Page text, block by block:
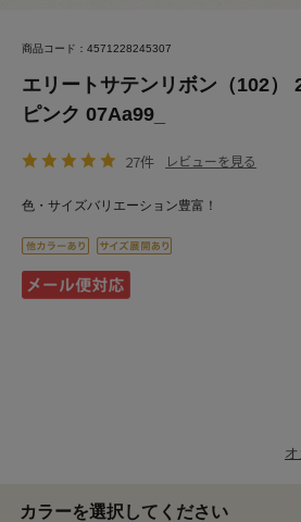
商品コード：4571228245307
エリートサテンリボン（102）
ピンク 07Aa99_
27件 レビューを見る
色・サイズバリエーション豊富！
カラーを選択してください